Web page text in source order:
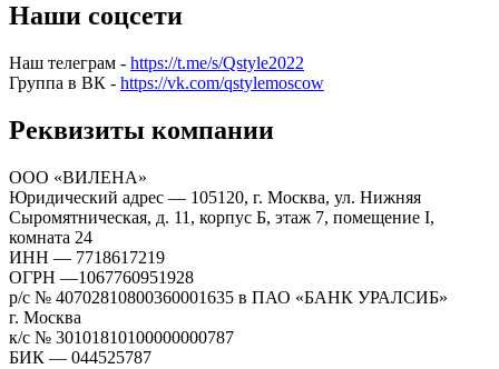
Наши соцсети
Наш телеграм - https://t.me/s/Qstyle2022
Группа в ВК - https://vk.com/qstylemoscow
Реквизиты компании
ООО «ВИЛЕНА»
Юридический адрес — 105120, г. Москва, ул. Нижняя
Сыромятническая, д. 11, корпус Б, этаж 7, помещение I,
комната 24
ИНН — 7718617219
ОГРН —1067760951928
р/с № 40702810800360001635 в ПАО «БАНК УРАЛСИБ»
г. Москва
к/с № 30101810100000000787
БИК — 044525787